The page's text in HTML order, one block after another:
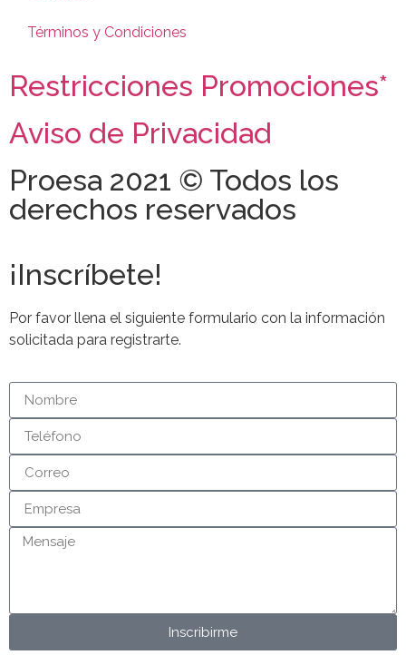
Términos y Condiciones
Restricciones Promociones*
Aviso de Privacidad
Proesa 2021 © Todos los
derechos reservados
¡Inscríbete!
Por favor llena el siguiente formulario con la información
solicitada para registrarte.
Inscribirme